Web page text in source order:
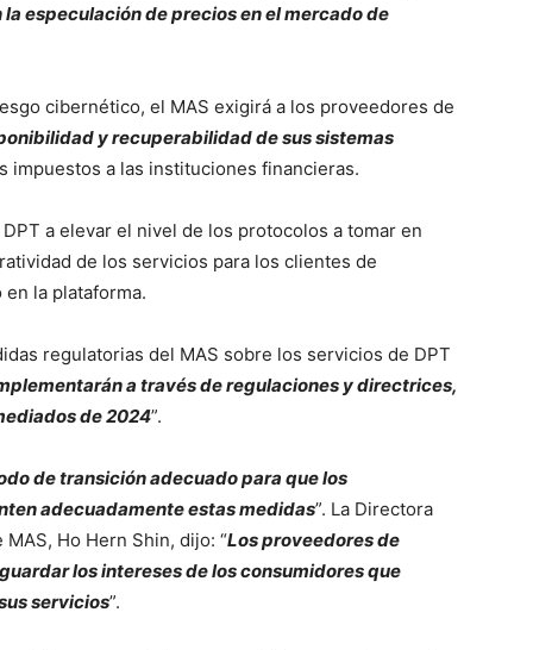
especulación de precios en el mercado de
cibernético, el MAS exigirá a los proveedores de
y recuperabilidad de sus sistemas
impuestos a las instituciones financieras.
a elevar el nivel de los protocolos a tomar en
de los servicios para los clientes de
la plataforma.
regulatorias del MAS sobre los servicios de DPT
a través de regulaciones y directrices,
de 2024”.
de transición adecuado para que los
adecuadamente estas medidas”. La Directora
Ho Hern Shin, dijo: “Los proveedores de
los intereses de los consumidores que
servicios”.